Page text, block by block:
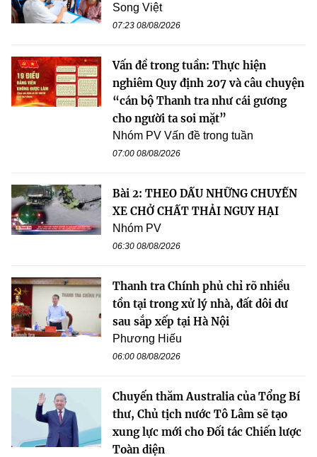
Song Việt
07:23 08/08/2026
Vấn đề trong tuần: Thực hiện
nghiêm Quy định 207 và câu chuyện
“cán bộ Thanh tra như cái gương
cho người ta soi mặt”
Nhóm PV Vấn đề trong tuần
07:00 08/08/2026
Bài 2: THEO DẤU NHỮNG CHUYẾN
XE CHỞ CHẤT THẢI NGUY HẠI
Nhóm PV
06:30 08/08/2026
Thanh tra Chính phủ chỉ rõ nhiều
tồn tại trong xử lý nhà, đất dôi dư
sau sắp xếp tại Hà Nội
Phương Hiếu
06:00 08/08/2026
Chuyến thăm Australia của Tổng Bí
thư, Chủ tịch nước Tô Lâm sẽ tạo
xung lực mới cho Đối tác Chiến lược
Toàn diện